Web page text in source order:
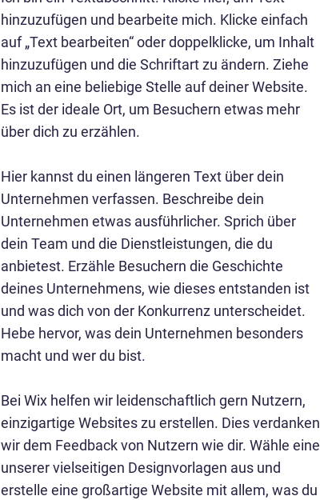
hinzuzufügen und bearbeite mich. Klicke einfach
auf „Text bearbeiten“ oder doppelklicke, um Inhalt
hinzuzufügen und die Schriftart zu ändern. Ziehe
mich an eine beliebige Stelle auf deiner Website.
Es ist der ideale Ort, um Besuchern etwas mehr
über dich zu erzählen.
Hier kannst du einen längeren Text über dein
Unternehmen verfassen. Beschreibe dein
Unternehmen etwas ausführlicher. Sprich über
dein Team und die Dienstleistungen, die du
anbietest. Erzähle Besuchern die Geschichte
deines Unternehmens, wie dieses entstanden ist
und was dich von der Konkurrenz unterscheidet.
Hebe hervor, was dein Unternehmen besonders
macht und wer du bist.
Bei Wix helfen wir leidenschaftlich gern Nutzern,
einzigartige Websites zu erstellen. Dies verdanken
wir dem Feedback von Nutzern wie dir. Wähle eine
unserer vielseitigen Designvorlagen aus und
erstelle eine großartige Website mit allem, was du